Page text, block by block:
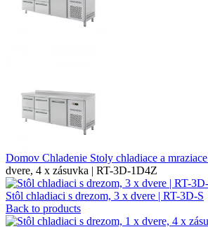
Domov Chladenie Stoly chladiace a mraziace
dvere, 4 x zásuvka | RT-3D-1D4Z
Stôl chladiaci s drezom, 3 x dvere | RT-3D-S
Back to products